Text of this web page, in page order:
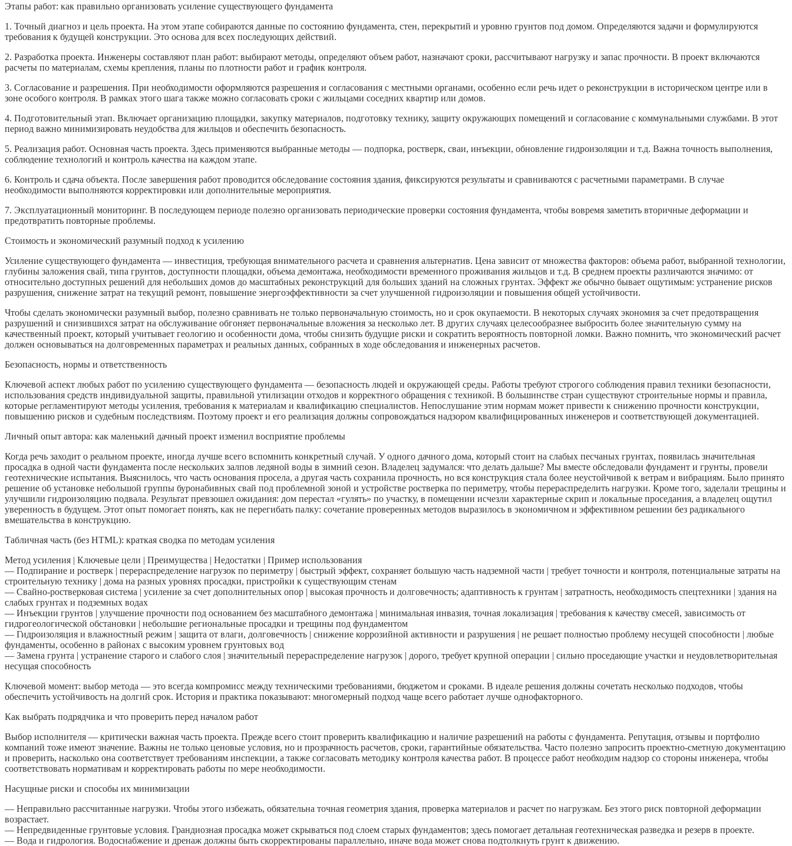
Этапы работ: как правильно организовать усиление существующего фундамента
1. Точный диагноз и цель проекта. На этом этапе собираются данные по состоянию фундамента, стен, перекрытий и уровню грунтов под домом. Определяются задачи и формулируются
требования к будущей конструкции. Это основа для всех последующих действий.
2. Разработка проекта. Инженеры составляют план работ: выбирают методы, определяют объем работ, назначают сроки, рассчитывают нагрузку и запас прочности. В проект включаются
расчеты по материалам, схемы крепления, планы по плотности работ и график контроля.
3. Согласование и разрешения. При необходимости оформляются разрешения и согласования с местными органами, особенно если речь идет о реконструкции в историческом центре или в
зоне особого контроля. В рамках этого шага также можно согласовать сроки с жильцами соседних квартир или домов.
4. Подготовительный этап. Включает организацию площадки, закупку материалов, подготовку технику, защиту окружающих помещений и согласование с коммунальными службами. В этот
период важно минимизировать неудобства для жильцов и обеспечить безопасность.
5. Реализация работ. Основная часть проекта. Здесь применяются выбранные методы — подпорка, ростверк, сваи, инъекции, обновление гидроизоляции и т.д. Важна точность выполнения,
соблюдение технологий и контроль качества на каждом этапе.
6. Контроль и сдача объекта. После завершения работ проводится обследование состояния здания, фиксируются результаты и сравниваются с расчетными параметрами. В случае
необходимости выполняются корректировки или дополнительные мероприятия.
7. Эксплуатационный мониторинг. В последующем периоде полезно организовать периодические проверки состояния фундамента, чтобы вовремя заметить вторичные деформации и
предотвратить повторные проблемы.
Стоимость и экономический разумный подход к усилению
Усиление существующего фундамента — инвестиция, требующая внимательного расчета и сравнения альтернатив. Цена зависит от множества факторов: объема работ, выбранной технологии,
глубины заложения свай, типа грунтов, доступности площадки, объема демонтажа, необходимости временного проживания жильцов и т.д. В среднем проекты различаются значимо: от
относительно доступных решений для небольших домов до масштабных реконструкций для больших зданий на сложных грунтах. Эффект же обычно бывает ощутимым: устранение рисков
разрушения, снижение затрат на текущий ремонт, повышение энергоэффективности за счет улучшенной гидроизоляции и повышения общей устойчивости.
Чтобы сделать экономически разумный выбор, полезно сравнивать не только первоначальную стоимость, но и срок окупаемости. В некоторых случаях экономия за счет предотвращения
разрушений и снизившихся затрат на обслуживание обгоняет первоначальные вложения за несколько лет. В других случаях целесообразнее выбросить более значительную сумму на
качественный проект, который учитывает геологию и особенности дома, чтобы снизить будущие риски и сократить вероятность повторной ломки. Важно помнить, что экономический расчет
должен основываться на долговременных параметрах и реальных данных, собранных в ходе обследования и инженерных расчетов.
Безопасность, нормы и ответственность
Ключевой аспект любых работ по усилению существующего фундамента — безопасность людей и окружающей среды. Работы требуют строгого соблюдения правил техники безопасности,
использования средств индивидуальной защиты, правильной утилизации отходов и корректного обращения с техникой. В большинстве стран существуют строительные нормы и правила,
которые регламентируют методы усиления, требования к материалам и квалификацию специалистов. Непослушание этим нормам может привести к снижению прочности конструкции,
повышению рисков и судебным последствиям. Поэтому проект и его реализация должны сопровождаться надзором квалифицированных инженеров и соответствующей документацией.
Личный опыт автора: как маленький дачный проект изменил восприятие проблемы
Когда речь заходит о реальном проекте, иногда лучше всего вспомнить конкретный случай. У одного дачного дома, который стоит на слабых песчаных грунтах, появилась значительная
просадка в одной части фундамента после нескольких залпов ледяной воды в зимний сезон. Владелец задумался: что делать дальше? Мы вместе обследовали фундамент и грунты, провели
геотехнические испытания. Выяснилось, что часть основания просела, а другая часть сохранила прочность, но вся конструкция стала более неустойчивой к ветрам и вибрациям. Было принято
решение об установке небольшой группы буронабивных свай под проблемной зоной и устройстве ростверка по периметру, чтобы перераспределить нагрузки. Кроме того, заделали трещины и
улучшили гидроизоляцию подвала. Результат превзошел ожидания: дом перестал «гулять» по участку, в помещении исчезли характерные скрип и локальные проседания, а владелец ощутил
уверенность в будущем. Этот опыт помогает понять, как не перегибать палку: сочетание проверенных методов выразилось в экономичном и эффективном решении без радикального
вмешательства в конструкцию.
Табличная часть (без HTML): краткая сводка по методам усиления
Метод усиления | Ключевые цели | Преимущества | Недостатки | Пример использования
— Подпирание и ростверк | перераспределение нагрузок по периметру | быстрый эффект, сохраняет большую часть надземной части | требует точности и контроля, потенциальные затраты на
строительную технику | дома на разных уровнях просадки, пристройки к существующим стенам
— Свайно-ростверковая система | усиление за счет дополнительных опор | высокая прочность и долговечность; адаптивность к грунтам | затратность, необходимость спецтехники | здания на
слабых грунтах и подземных водах
— Инъекции грунтов | улучшение прочности под основанием без масштабного демонтажа | минимальная инвазия, точная локализация | требования к качеству смесей, зависимость от
гидрогеологической обстановки | небольшие региональные просадки и трещины под фундаментом
— Гидроизоляция и влажностный режим | защита от влаги, долговечность | снижение коррозийной активности и разрушения | не решает полностью проблему несущей способности | любые
фундаменты, особенно в районах с высоким уровнем грунтовых вод
— Замена грунта | устранение старого и слабого слоя | значительный перераспределение нагрузок | дорого, требует крупной операции | сильно проседающие участки и неудовлетворительная
несущая способность
Ключевой момент: выбор метода — это всегда компромисс между техническими требованиями, бюджетом и сроками. В идеале решения должны сочетать несколько подходов, чтобы
обеспечить устойчивость на долгий срок. История и практика показывают: многомерный подход чаще всего работает лучше однофакторного.
Как выбрать подрядчика и что проверить перед началом работ
Выбор исполнителя — критически важная часть проекта. Прежде всего стоит проверить квалификацию и наличие разрешений на работы с фундамента. Репутация, отзывы и портфолио
компаний тоже имеют значение. Важны не только ценовые условия, но и прозрачность расчетов, сроки, гарантийные обязательства. Часто полезно запросить проектно-сметную документацию
и проверить, насколько она соответствует требованиям инспекции, а также согласовать методику контроля качества работ. В процессе работ необходим надзор со стороны инженера, чтобы
соответствовать нормативам и корректировать работы по мере необходимости.
Насущные риски и способы их минимизации
— Неправильно рассчитанные нагрузки. Чтобы этого избежать, обязательна точная геометрия здания, проверка материалов и расчет по нагрузкам. Без этого риск повторной деформации
возрастает.
— Непредвиденные грунтовые условия. Грандиозная просадка может скрываться под слоем старых фундаментов; здесь помогает детальная геотехническая разведка и резерв в проекте.
— Вода и гидрология. Водоснабжение и дренаж должны быть скорректированы параллельно, иначе вода может снова подтолкнуть грунт к движению.